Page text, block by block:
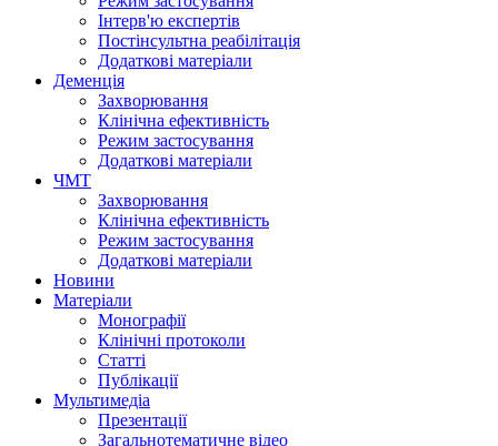
Інтерв'ю експертів
Постінсультна реабілітація
Додаткові матеріали
Деменція
Захворювання
Клінічна ефективність
Режим застосування
Додаткові матеріали
ЧМТ
Захворювання
Клінічна ефективність
Режим застосування
Додаткові матеріали
Новини
Матеріали
Монографії
Клінічні протоколи
Статті
Публікації
Мультимедіа
Презентації
Загальнотематичне відео